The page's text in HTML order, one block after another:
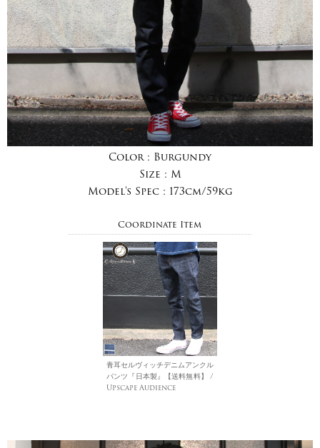
Color : Burgundy
Size : M
Model's Spec : 173cm/59kg
Coordinate Item
青耳セルヴィッチデニムアンクル
パンツ『日本製』【送料無料】 /
Upscape Audience